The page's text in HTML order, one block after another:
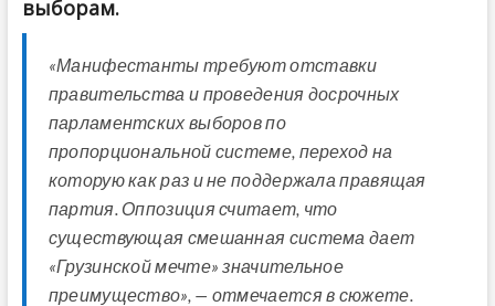
выборам.
«Манифестанты требуют отставки
правительства и проведения досрочных
парламентских выборов по
пропорциональной системе, переход на
которую как раз и не поддержала правящая
партия. Оппозиция считает, что
существующая смешанная система дает
«Грузинской мечте» значительное
преимущество», — отмечается в сюжете.